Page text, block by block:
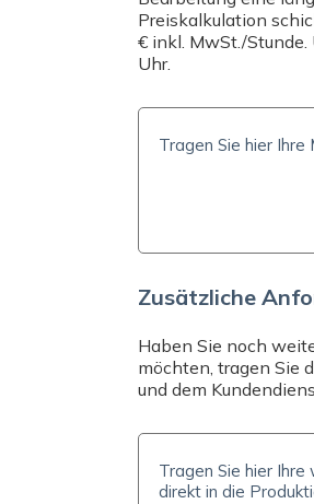
Preiskalkulation
€ inkl. MwSt./
Uhr.
Zusätzliche
Haben Sie noch
möchten, tragen Sie
und dem